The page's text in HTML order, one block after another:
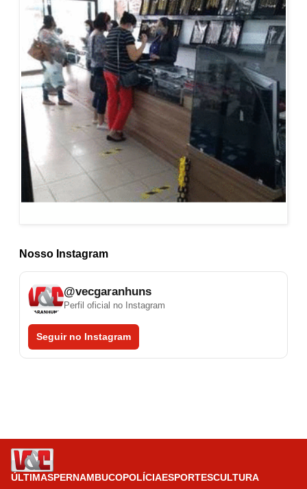
Nosso Instagram
@vecgaranhuns
Perfil oficial no Instagram
Seguir no Instagram
ÚLTIMASPERNAMBUCOPOLÍCIAESPORTESCULTURA